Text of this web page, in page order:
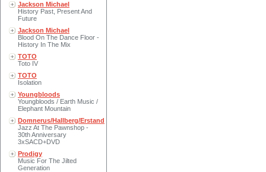
Jackson Michael
History Past, Present And
Future
Jackson Michael
Blood On The Dance Floor -
History In The Mix
TOTO
Toto IV
TOTO
Isolation
Youngbloods
Youngbloods / Earth Music /
Elephant Mountain
Domnerus/Hallberg/Erstand
Jazz At The Pawnshop -
30th Anniversary
3xSACD+DVD
Prodigy
Music For The Jilted
Generation